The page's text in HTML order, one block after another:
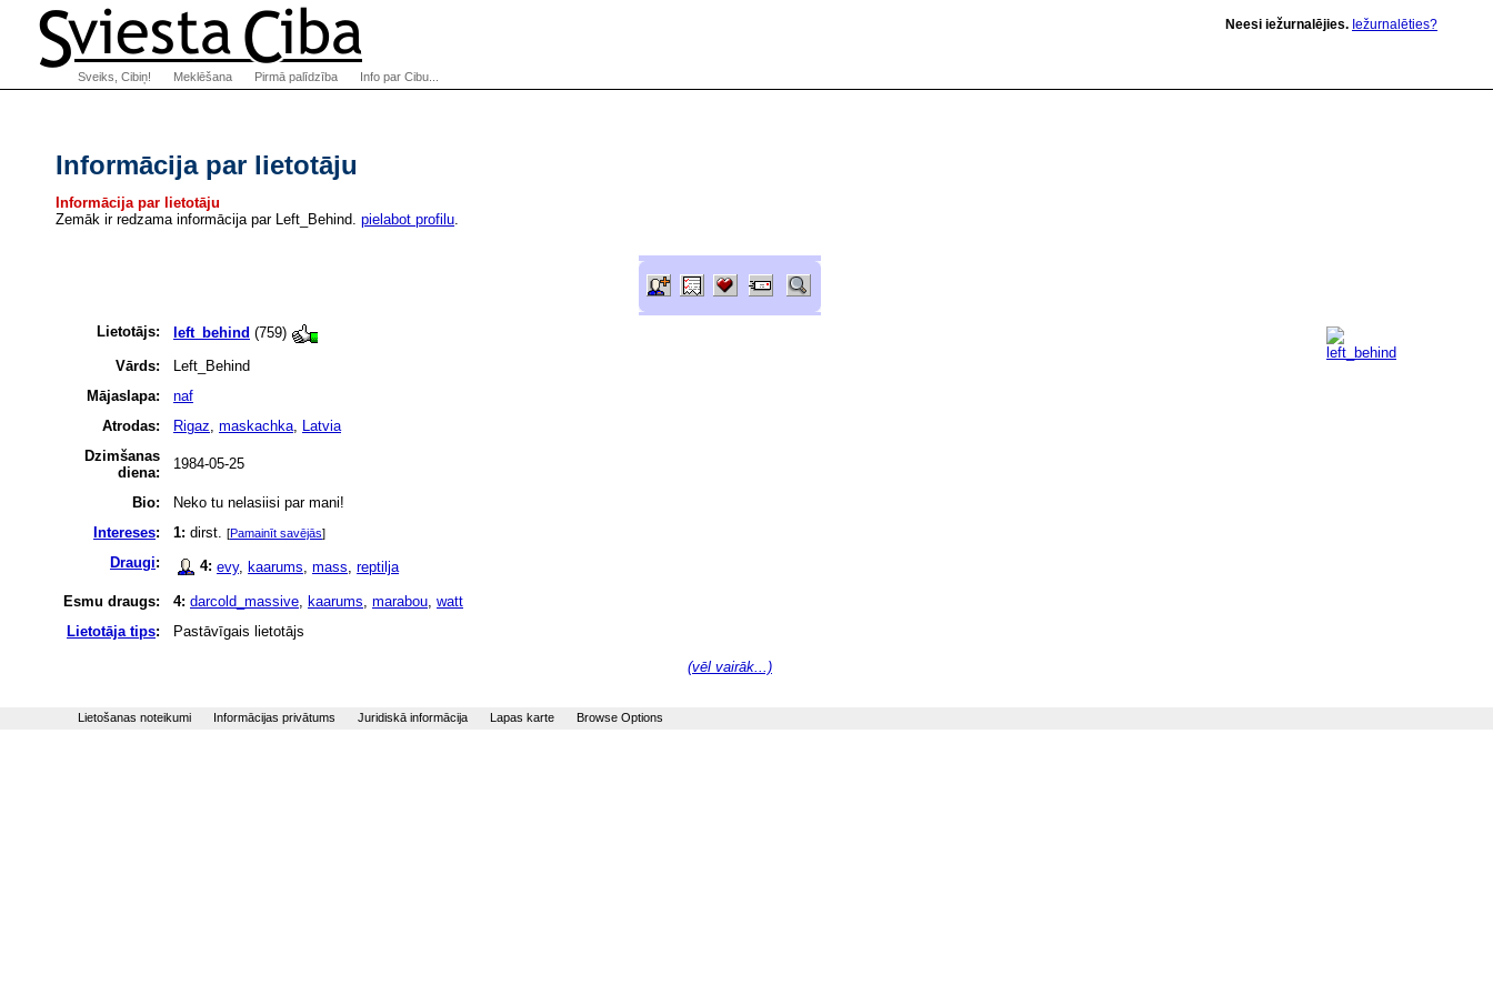
Informācija par lietotāju
Informācija par lietotāju
Zemāk ir redzama informācija par Left_Behind. pielabot profilu.
Lietotājs: left_behind (759)
Vārds:
Left_Behind
Mājaslapa:
naf
Atrodas:
Rigaz maskachka
Latvia
Dzimšanas
diena:
1984-05-25
Bio:
Neko tu nelasiisi par mani!
Intereses: 1: dirst. [Pamainīt savējās]
Draugi: 4: evy, kaarums mass reptilja
Esmu draugs: 4: darcold_massive kaarums marabou watt
Lietotāja tips: Pastāvīgais lietotājs
(vēl vairāk...)
Neesi iežurnalējies. Iežurnalēties?
Sveiks, Cibiņ! Meklēšana Pirmā palīdzība Info par Cibu...
Lietošanas noteikumi Informācijas privātums Juridiskā informācija Lapas karte Browse Options